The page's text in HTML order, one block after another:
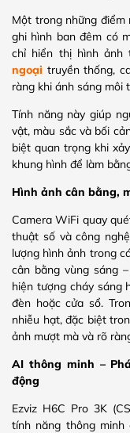
Một trong những điểm
ghi hình ban đêm có
chỉ hiển thị hình
ngoại truyền thống,
ràng khi ánh sáng môi
Tính năng này giúp
vật, màu sắc và bối
biệt quan trọng khi
khung hình để làm
Hình ảnh cân bằng,
Camera WiFi quay
thuật số và công
lượng hình ảnh trong
cân bằng vùng sáng
hiện tượng cháy sáng
đèn hoặc cửa sổ.
nhiễu hạt, đặc biệt
ảnh mượt mà và rõ
AI thông minh –
động
Ezviz H6C Pro 3K
tính năng thông